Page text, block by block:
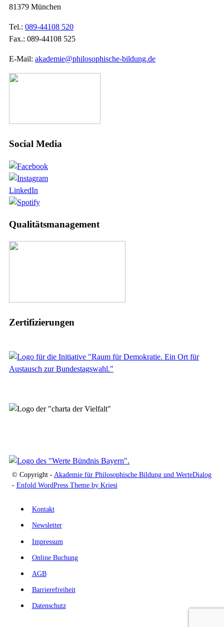
81379 München
Tel.: 089-44108 520
Fax.: 089-44108 525
E-Mail: akademie@philosophische-bildung.de
Social Media
LinkedIn
Qualitätsmanagement
Zertifizierungen
© Copyright - Akademie für Philosophische Bildung und WerteDialog
- Enfold WordPress Theme by Kriesi
Kontakt
Newsletter
Impressum
Online Buchung
AGB
Barrierefreiheit
Datenschutz